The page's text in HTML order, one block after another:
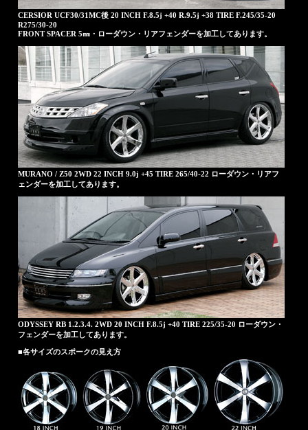
CERSIOR UCF30/31MC後 20 INCH F.8.5j +40 R.9.5j +38 TIRE F.245/35-20
R275/30-20
FRONT SPACER 5㎜・ローダウン・リアフェンダーを加工してあります。
MURANO / Z50 2WD 22 INCH 9.0j +45 TIRE 265/40-22 ローダウン・リアフ
ェンダーを加工してあります。
ODYSSEY RB 1.2.3.4. 2WD 20 INCH F.8.5j +40 TIRE 225/35-20 ローダウン・
フェンダーを加工してあります。
■各サイズのスポークの見え方